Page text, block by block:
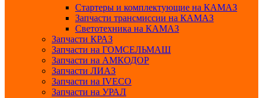
Стартеры и комплектующие на КАМАЗ
Запчасти трансмиссии на КАМАЗ
Светотехника на КАМАЗ
Запчасти КРАЗ
Запчасти на ГОМСЕЛЬМАШ
Запчасти на АМКОДОР
Запчасти ЛИАЗ
Запчасти на IVECO
Запчасти на УРАЛ